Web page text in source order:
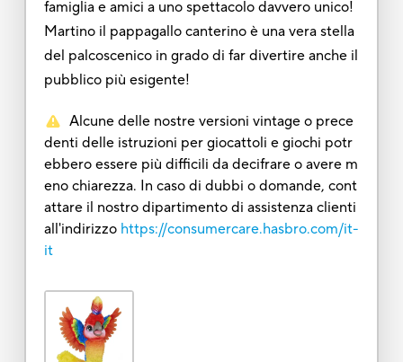
famiglia e amici a uno spettacolo davvero unico!
Martino il pappagallo canterino è una vera stella
del palcoscenico in grado di far divertire anche il
pubblico più esigente!
Alcune delle nostre versioni vintage o prece
denti delle istruzioni per giocattoli e giochi potr
ebbero essere più difficili da decifrare o avere m
eno chiarezza. In caso di dubbi o domande, cont
attare il nostro dipartimento di assistenza clienti
all'indirizzo https://consumercare.hasbro.com/it-
it